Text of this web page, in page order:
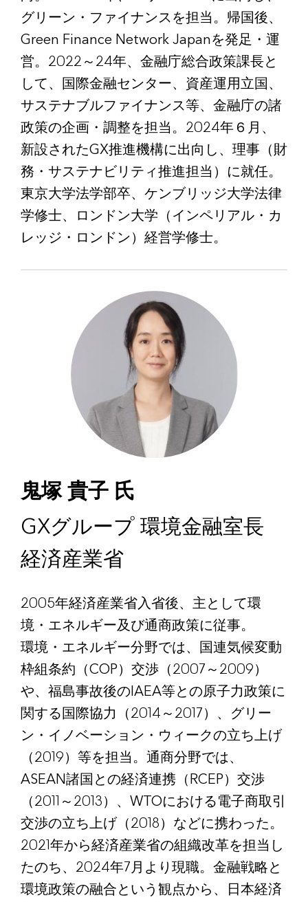
グリーン・ファイナンスを担当。帰国後、
Green Finance Network Japanを発足・運
営。2022～24年、金融庁総合政策課長と
して、国際金融センター、資産運用立国、
サステナブルファイナンス等、金融庁の諸
政策の企画・調整を担当。2024年６月、
新設されたGX推進機構に出向し、理事（財
務・サステナビリティ推進担当）に就任。
東京大学法学部卒、ケンブリッジ大学法律
学修士、ロンドン大学（インペリアル・カ
レッジ・ロンドン）経営学修士。
鬼塚 貴子 氏
GXグループ 環境金融室長
経済産業省
2005年経済産業省入省後、主として環
境・エネルギー及び通商政策に従事。
環境・エネルギー分野では、国連気候変動
枠組条約（COP）交渉（2007～2009）
や、福島事故後のIAEA等との原子力政策に
関する国際協力（2014～2017）、グリー
ン・イノベーション・ウィークの立ち上げ
（2019）等を担当。通商分野では、
ASEAN諸国との経済連携（RCEP）交渉
（2011～2013）、WTOにおける電子商取引
交渉の立ち上げ（2018）などに携わった。
2021年から経済産業省の組織改革を担当し
たのち、2024年7月より現職。金融戦略と
環境政策の融合という観点から、日本経済